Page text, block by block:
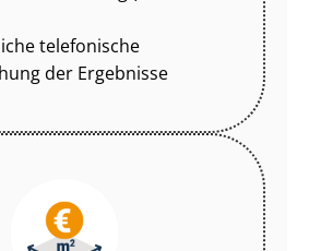
telefonische
der Ergebnisse